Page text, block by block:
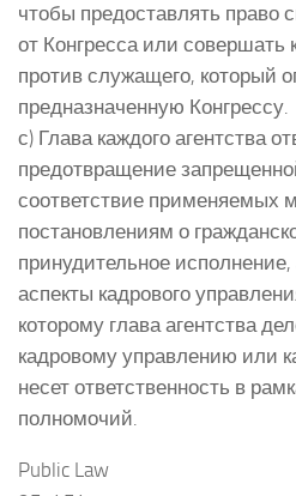
чтобы предоставлять
от Конгресса или совершать
против служащего, который
предназначенную Конгрессу.
с) Глава каждого агентства
предотвращение
соответствие применяемых
постановлениям о
принудительное исполнение,
аспекты кадрового
которому глава агентства
кадровому управлению или
несет ответственность в
полномочий.
Public Law